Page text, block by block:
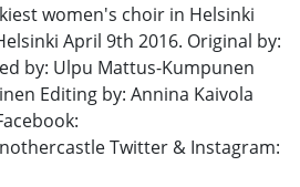
women's choir in Helsinki
April 9th 2016. Original by:
by: Ulpu Mattus-Kumpunen
Editing by: Annina Kaivola
Twitter & Instagram: